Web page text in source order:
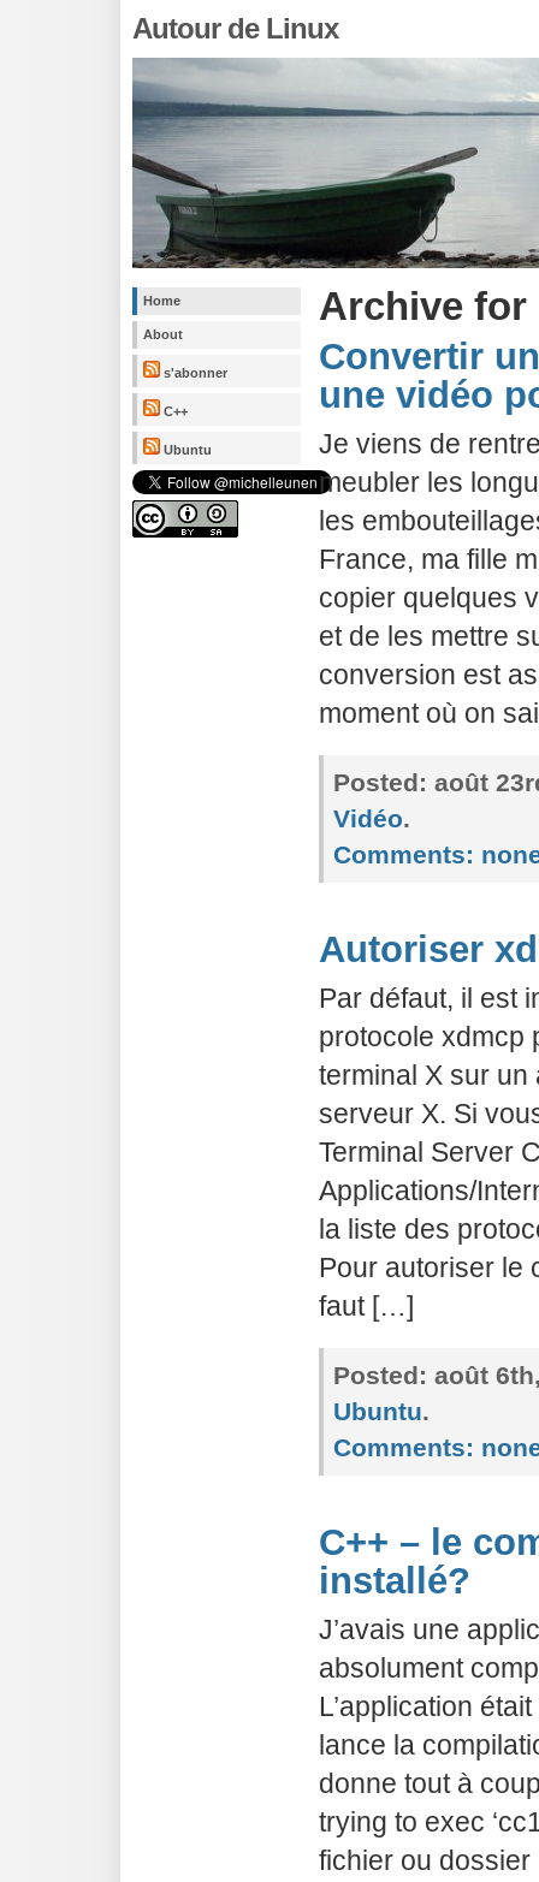
Autour de Linux
Home
About
s'abonner
C++
Ubuntu
Archive for
Convertir
une vidéo
Je viens de
meubler les
les
France, ma fille
copier quelques
et de les mettre
conversion est
moment où on
Posted: août
Vidéo.
Comments:
Autoriser
Par défaut, il est
protocole xdmcp
terminal X sur un
serveur X. Si
Terminal Server
Applications/
la liste des
Pour autoriser le
faut […]
Posted: août
Ubuntu.
Comments:
C++ – le
installé?
J’avais une
absolument
L’application
lance la
donne tout à
trying to exec
fichier ou